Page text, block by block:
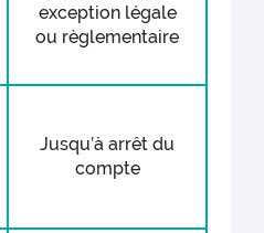
exception légale
ou règlementaire
Jusqu’à arrêt du
compte